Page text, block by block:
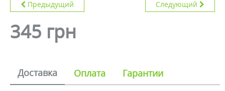
Предыдущий Следующий
345 грн
Доставка Оплата Гарантии